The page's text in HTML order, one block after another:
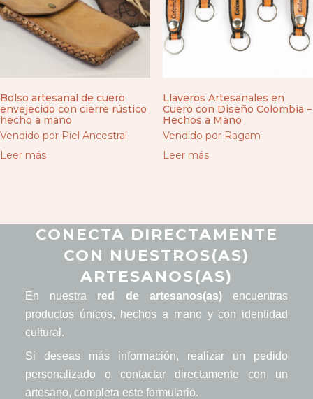
Bolso artesanal de cuero
envejecido con cierre rústico
hecho a mano
Vendido por Piel Ancestral
Leer más
Llaveros Artesanales en
Cuero con Diseño Colombia –
Hechos a Mano
Vendido por Ragam
Leer más
CONECTA DIRECTAMENTE
CON NUESTROS(AS)
ARTESANOS(AS)
En nuestra red de artesanos(as)encuentras
productos únicos, hechos a mano y con identidad
cultural.
Si deseas más información, realizar un pedido
personalizado o contactar directamente con un
artesano, completa este formulario.